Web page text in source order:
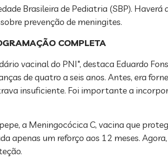
Brasileira de Pediatria (SBP).
prevenção de meningites.
COMPLETA
vacinal do PNI", destaca Eduardo
de quatro a seis anos. Antes, era
insuficiente. Foi importante a
a Meningocócica C, vacina que
apenas um reforço aos 12 meses.